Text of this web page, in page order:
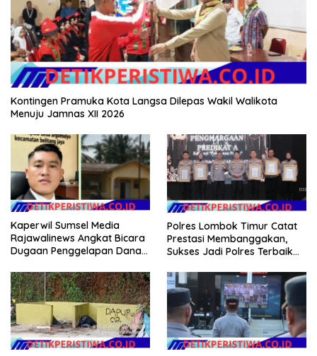
Kontingen Pramuka Kota Langsa Dilepas Wakil Walikota
Menuju Jamnas XII 2026
Kaperwil Sumsel Media
Rajawalinews Angkat Bicara
Dugaan Penggelapan Dana
Argomulyo Belitang Jaya
Hilang 3 Bulan Bawa
Anggaran Pembangunan
Polres Lombok Timur Catat
Prestasi Membanggakan,
Sukses Jadi Polres Terbaik
NTB